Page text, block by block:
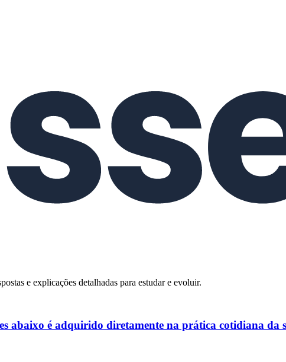
e explicações detalhadas para estudar e evoluir.
abaixo é adquirido diretamente na prática cotidiana da